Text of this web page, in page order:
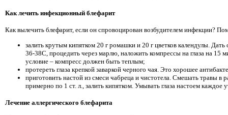
Как лечить инфекционный блефарит
Как вылечить блефарит, если он спровоцирован возбудителем инфекции?
залить крутым кипятком 20 г ромашки и 20 г цветков календулы.
36-38С, процедить через марлю, наложить компрессы на глаза на 15
условие – компресс должен быть теплым;
протереть глаза крепкой заваркой черного чая. Это хорошее
приготовить настой из смеси чабреца и чистотела. Смешать травы в
примерно по 1 ст. л., залить кипятком. Умывать глаза настоем каждое
Лечение аллергического блефарита